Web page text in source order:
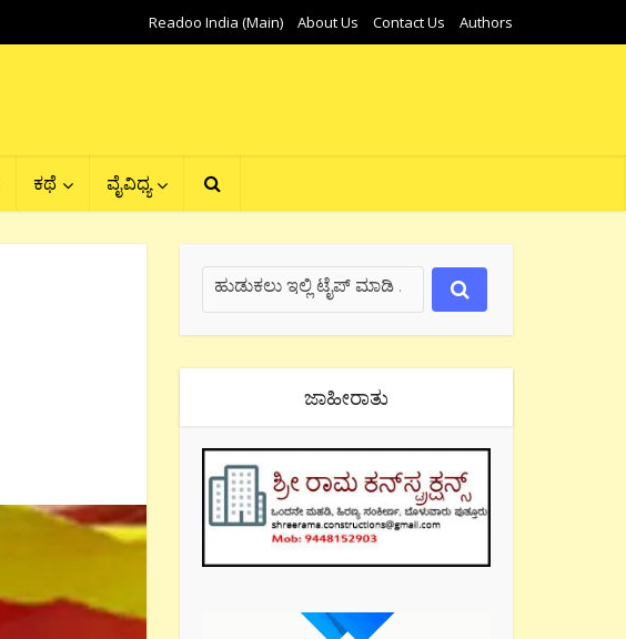
Readoo India (Main) About Us Contact Us Authors
ಕಥೆ ವೈವಿಧ್ಯ
ಜಾಹೀರಾತು